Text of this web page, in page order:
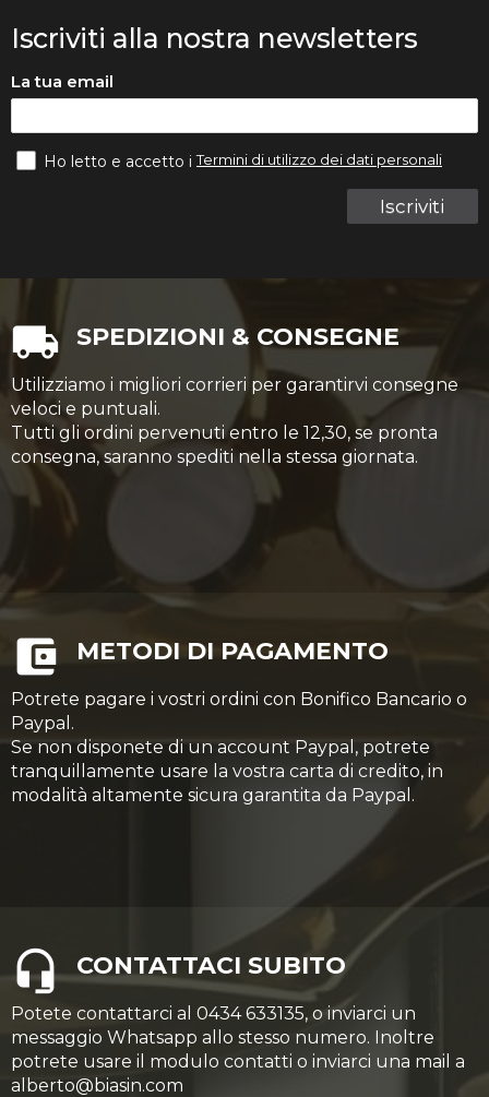
Iscriviti alla nostra newsletters
La tua email
Iscriviti
Ho letto e accetto iTermini di utilizzo dei dati personali
SPEDIZIONI & CONSEGNE
Utilizziamo i migliori corrieri per garantirvi consegne
veloci e puntuali.
Tutti gli ordini pervenuti entro le 12,30, se pronta
consegna, saranno spediti nella stessa giornata.
METODI DI PAGAMENTO
Potrete pagare i vostri ordini con Bonifico Bancario o
Paypal.
Se non disponete di un account Paypal, potrete
tranquillamente usare la vostra carta di credito, in
modalità altamente sicura garantita da Paypal.
CONTATTACI SUBITO
Potete contattarci al 0434 633135, o inviarci un
messaggio Whatsapp allo stesso numero. Inoltre
potrete usare il modulo contatti o inviarci una mail a
alberto@biasin.com